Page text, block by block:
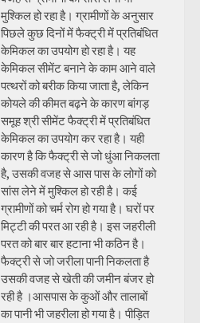
मुश्किल हो रहा है। ग्रामीणों के अनुसार
पिछले कुछ दिनों में फैक्ट्री में प्रतिबंधित
केमिकल का उपयोग हो रहा है। यह
केमिकल सीमेंट बनाने के काम आने वाले
पत्थरों को बरीक किया जाता है, लेकिन
कोयले की कीमत बढ़ने के कारण बांगड़
समूह श्री सीमेंट फैक्ट्री में प्रतिबंधित
केमिकल का उपयोग कर रहा है। यही
कारण है कि फैक्ट्री से जो धुंआ निकलता
है, उसकी वजह से आस पास के लोगों को
सांस लेने में मुश्किल हो रही है। कई
ग्रामीणों को चर्म रोग हो गया है। घरों पर
मिट्टी की परत आ रही है। इस जहरीली
परत को बार बार हटाना भी कठिन है।
फैक्ट्री से जो जरीला पानी निकलता है
उसकी वजह से खेती की जमीन बंजर हो
रही है ।आसपास के कुओं और तालाबों
का पानी भी जहरीला हो गया है। पीड़ित